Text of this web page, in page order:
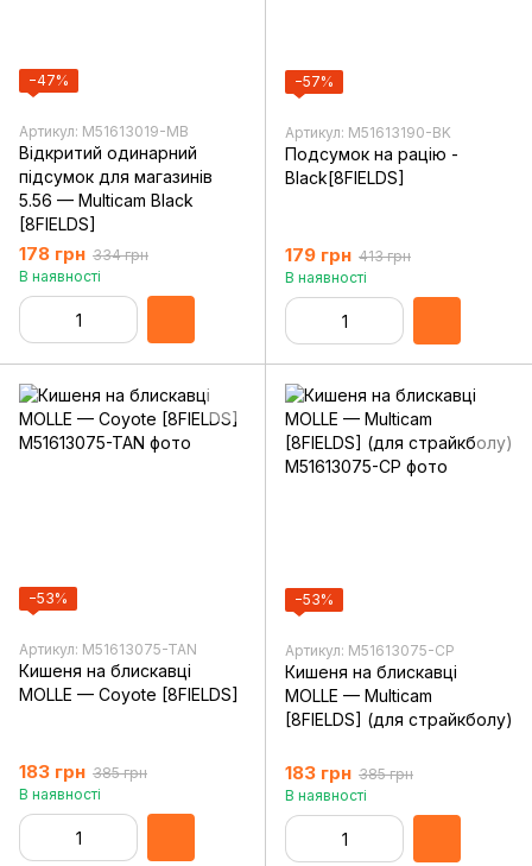
−47%
Артикул: M51613019-MB
Відкритий одинарний
підсумок для магазинів
5.56 — Multicam Black
[8FIELDS]
178 грн 334 грн
В наявності
−57%
Артикул: M51613190-BK
Подсумок на рацію -
Black[8FIELDS]
179 грн 413 грн
В наявності
−53%
Артикул: M51613075-TAN
Кишеня на блискавці
MOLLE — Coyote [8FIELDS]
183 грн 385 грн
В наявності
−53%
Артикул: M51613075-CP
Кишеня на блискавці
MOLLE — Multicam
[8FIELDS] (для страйкболу)
183 грн 385 грн
В наявності